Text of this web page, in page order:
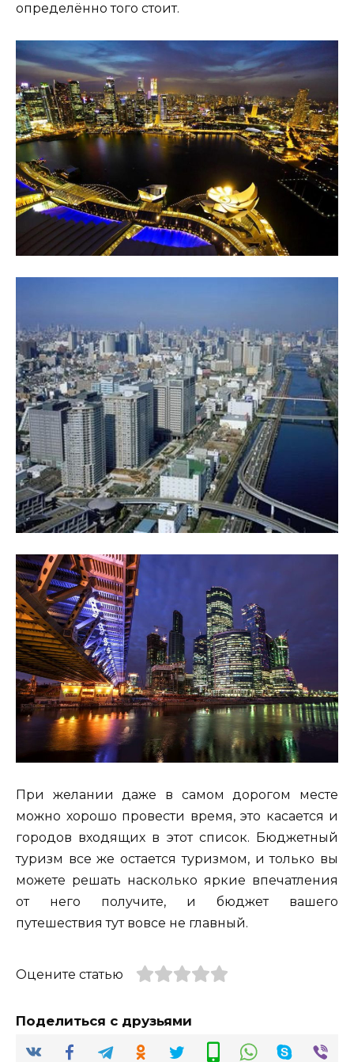
определённо того стоит.
При желании даже в самом дорогом месте
можно хорошо провести время, это касается и
городов входящих в этот список. Бюджетный
туризм все же остается туризмом, и только вы
можете решать насколько яркие впечатления
от него получите, и бюджет вашего
путешествия тут вовсе не главный.
Оцените статью
Поделиться с друзьями